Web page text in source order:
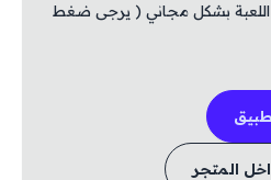
بشكل مجاني ( يرجى ضغط
المتجر